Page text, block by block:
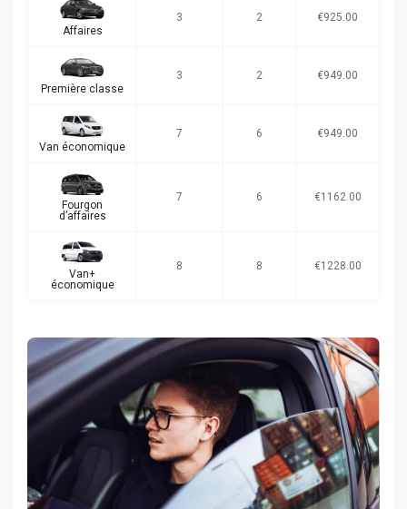
Affaires
3 2 €925.00
Première classe
3 2 €949.00
Van économique
7 6 €949.00
Fourgon
d’affaires
7 6 €1162.00
Van+
économique
8 8 €1228.00